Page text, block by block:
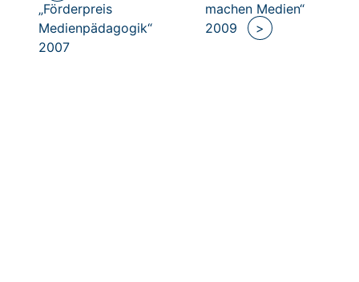
„Förderpreis
Medienpädagogik“
2007
machen Medien“
2009
>